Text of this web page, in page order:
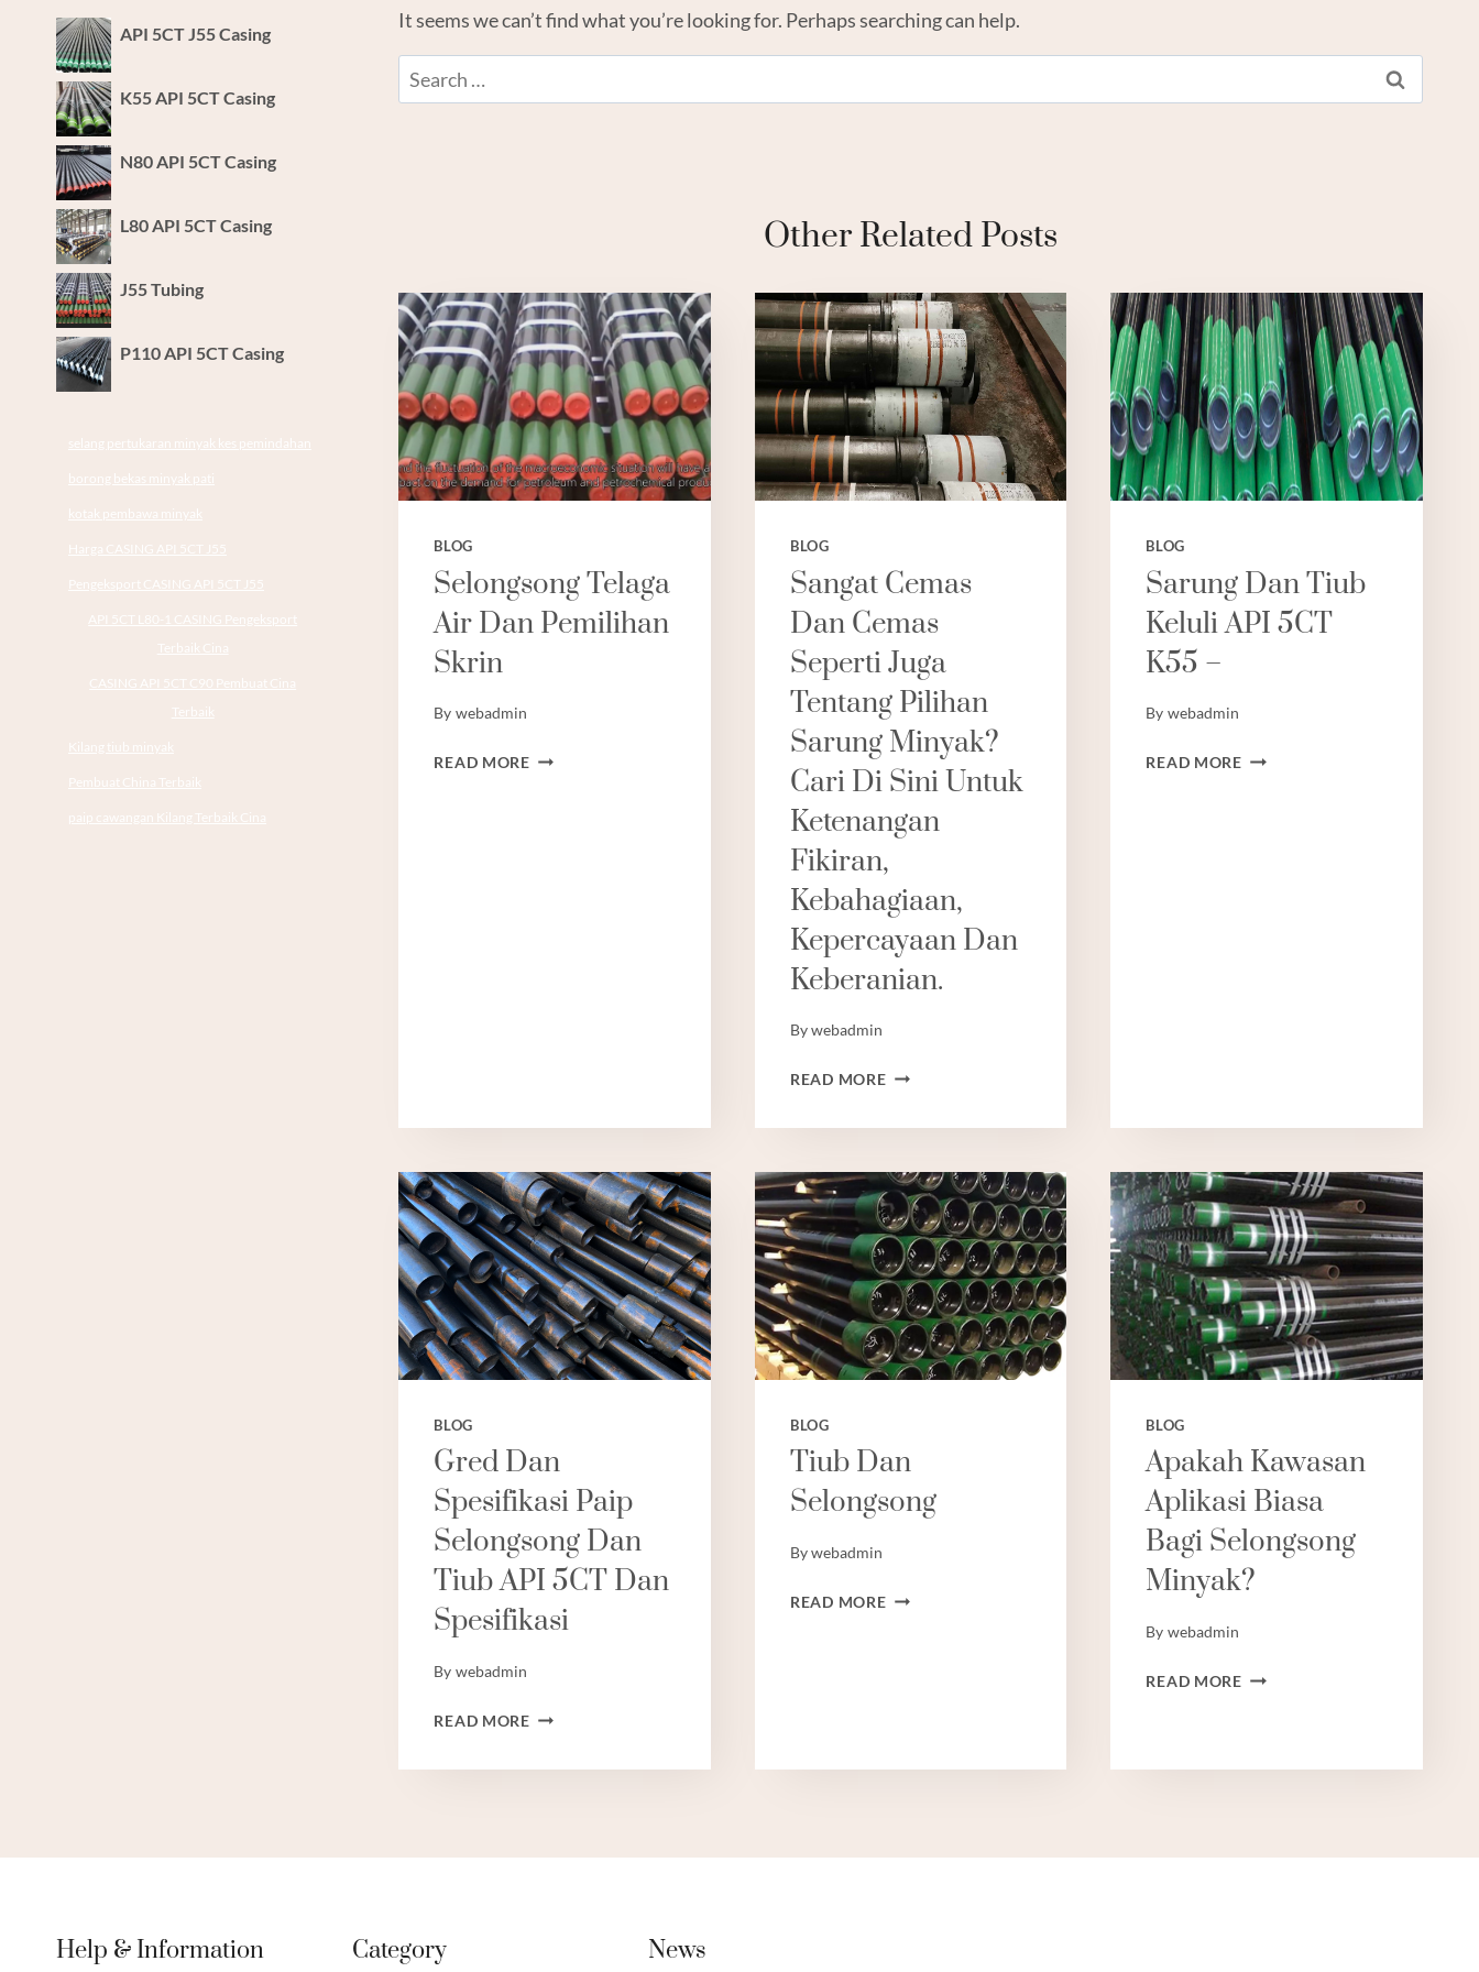
It seems we can’t find what you’re looking for. Perhaps searching can help.
Search
for:
Other Related Posts
BLOG
Selongsong Telaga
Air Dan Pemilihan
Skrin
By webadmin
READ MORESELONGSONG
BLOG
Sangat Cemas
Dan Cemas
Seperti Juga
Tentang Pilihan
Sarung Minyak?
Cari Di Sini Untuk
Ketenangan
Fikiran,
Kebahagiaan,
Kepercayaan Dan
Keberanian.
Bywebadmin
READ MORESANGAT
DAN
SEPERTI
JUGA
TENTANG
PILIHAN
SARUNG
MINYAK?
CARI
DI
SINI
FIKIRAN,
KEPERCAYAAN
BLOG
Sarung Dan Tiub
Keluli API 5CT
K55 –
By webadmin
READ MORESARUNG
BLOG
Gred Dan
Spesifikasi Paip
Selongsong Dan
Tiub API 5CT Dan
Spesifikasi
By webadmin
READ MOREGRED
SPESIFIKASI
BLOG
Tiub Dan
Selongsong
Bywebadmin
READ MORETIUB
BLOG
Apakah Kawasan
Aplikasi Biasa
Bagi Selongsong
Minyak?
By webadmin
READ MOREAPAKAH
API 5CT J55 Casing
K55 API 5CT Casing
N80 API 5CT Casing
L80 API 5CT Casing
J55 Tubing
P110 API 5CT Casing
selang pertukaran minyak kes pemindahan
borong bekas minyak pati
kotak pembawa minyak
Harga CASING API 5CT J55
Pengeksport CASING API 5CT J55
API 5CT L80-1 CASING Pengeksport
Terbaik Cina
CASING API 5CT C90 Pembuat Cina
Terbaik
Kilang tiub minyak
Pembuat China Terbaik
paip cawangan Kilang Terbaik Cina
Help & Information Category News